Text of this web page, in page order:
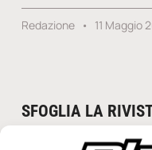
Redazione 11 Maggio
SFOGLIA LA